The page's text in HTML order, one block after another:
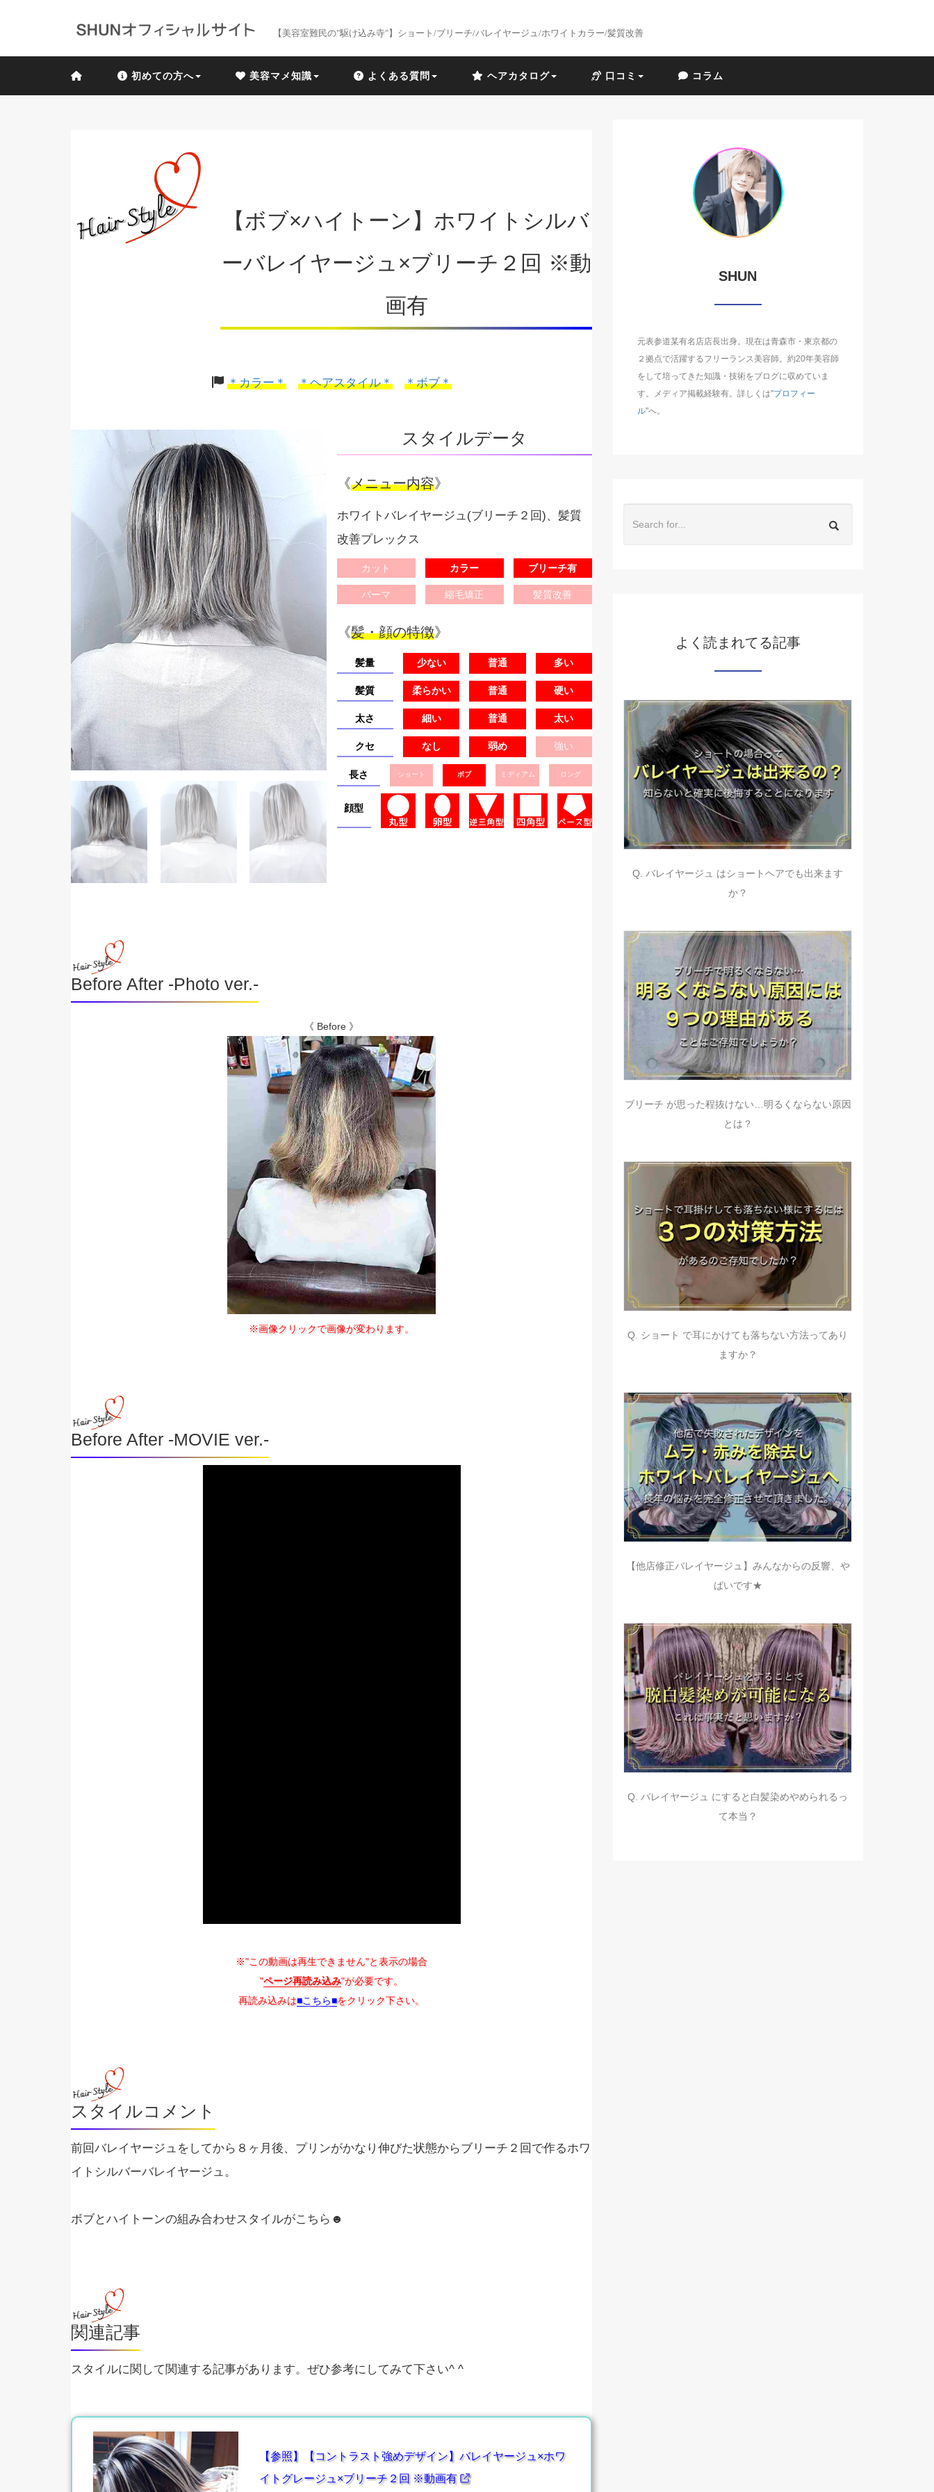
【美容室難民の"駆け込み寺"】ショート/ブリーチ/バレイヤージュ/ホワイトカラー/髪質改善
初めての方へ 美容マメ知識 よくある質問 ヘアカタログ 口コミ コラム
【ボブ×ハイトーン】ホワイトシルバ
ーバレイヤージュ×ブリーチ２回 ※動
画有
＊カラー＊ ＊ヘアスタイル＊ ＊ボブ＊
スタイルデータ
《メニュー内容》
ホワイトバレイヤージュ(ブリーチ２回)、髪質
改善プレックス
カット カラー ブリーチ有
パーマ 縮毛矯正 髪質改善
《髪・顔の特徴》
髪量 少ない 普通 多い
髪質 柔らかい 普通 硬い
太さ 細い 普通 太い
クセ なし 弱め 強い
長さ ショート ボブ ミディアム ロング
顔型
Before After -Photo ver.-
《 Before 》
※画像クリックで画像が変わります。
Before After -MOVIE ver.-
※"この動画は再生できません"と表示の場合
"ページ再読み込み"が必要です。
再読み込みは■こちら■をクリック下さい。
スタイルコメント
前回バレイヤージュをしてから８ヶ月後、プリンがかなり伸びた状態からブリーチ２回で作るホワ
イトシルバーバレイヤージュ。
ボブとハイトーンの組み合わせスタイルがこちら☻
関連記事
スタイルに関して関連する記事があります。ぜひ参考にしてみて下さい^ ^
【参照】【コントラスト強めデザイン】バレイヤージュ×ホワ
イトグレージュ×ブリーチ２回 ※動画有
SHUN
元表参道某有名店店長出身。現在は青森市・東京都の
２拠点で活躍するフリーランス美容師。約20年美容師
をして培ってきた知識・技術をブログに収めていま
す。メディア掲載経験有。詳しくは"プロフィー
ル"へ。
よく読まれてる記事
Q. バレイヤージュ はショートヘアでも出来ます
か？
ブリーチ が思った程抜けない…明るくならない原因
とは？
Q. ショート で耳にかけても落ちない方法ってあり
ますか？
【他店修正バレイヤージュ】みんなからの反響、や
ばいです★
Q. バレイヤージュ にすると白髪染めやめられるっ
て本当？